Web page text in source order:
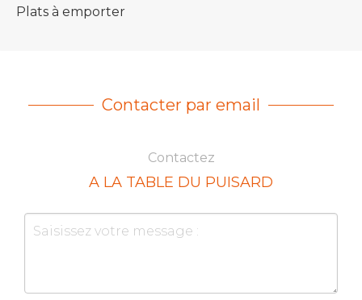
Plats à emporter
Contacter par email
Contactez
A LA TABLE DU PUISARD